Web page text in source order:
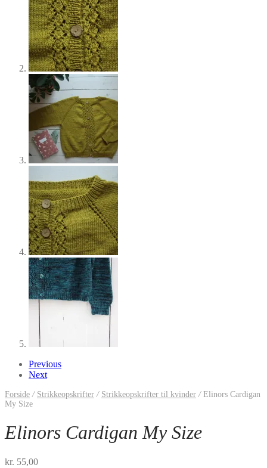
Previous
Next
Forside / Strikkeopskrifter / Strikkeopskrifter til kvinder /Elinors Cardigan
My Size
Elinors Cardigan My Size
kr. 55,00